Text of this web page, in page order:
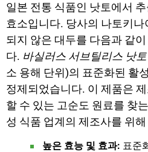
일본 전통 식품인 낫토에서
효소입니다. 당사의 나토키
되지 않은 대두를 다음과 같
다. 바실러스 서브틸리스 낫토
소 용해 단위)의 표준화된 활
정제되었습니다. 이 제품은
할 수 있는 고순도 원료를 찾
성 식품 업계의 제조사를 위
높은 효능 및 효과: 표준